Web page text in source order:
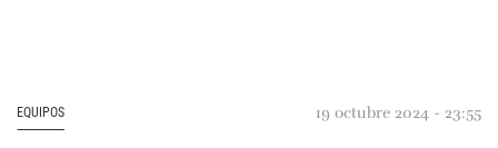
EQUIPOS 19 octubre 2024 - 23:55